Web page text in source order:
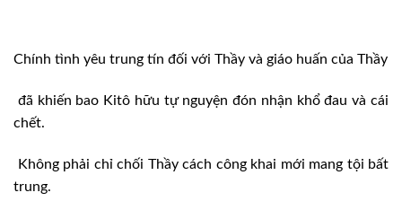
Chính tình yêu trung tín đối với Thầy và giáo huấn của Thầy
đã khiến bao Kitô hữu tự nguyện đón nhận khổ đau và cái
chết.
Không phải chỉ chối Thầy cách công khai mới mang tội bất
trung.